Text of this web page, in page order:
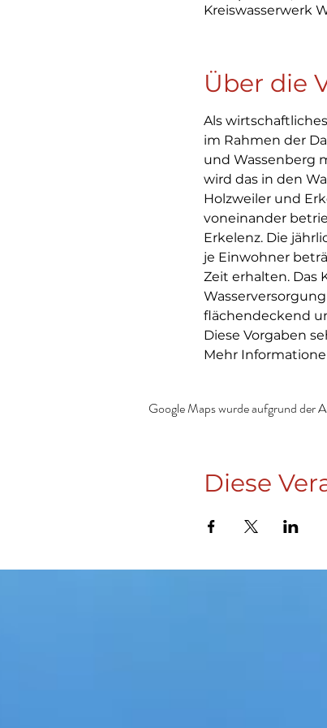
Kreiswasserwerk
Über die
Als
im Rahmen der
und Wassenberg
wird das in den
Holzweiler und
voneinander
Erkelenz. Die
je Einwohner
Zeit erhalten. Das
flächendeckend
Diese Vorgaben
Mehr
Google Maps wurde aufgrund der
Diese